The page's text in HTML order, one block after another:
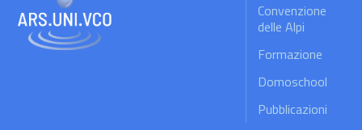
Convenzione
delle Alpi
Formazione
Domoschool
Pubblicazioni